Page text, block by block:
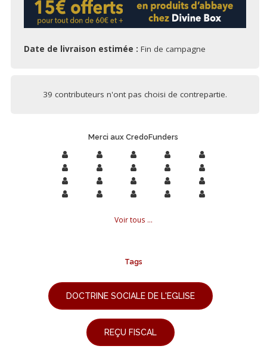
Date de livraison estimée : Fin de campagne
39 contributeurs n'ont pas choisi de contrepartie.
Merci aux CredoFunders
Voir tous ...
Tags
DOCTRINE SOCIALE DE L'EGLISE
REÇU FISCAL